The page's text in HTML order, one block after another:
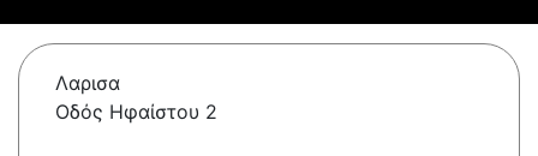
Λαρισα
Οδός Ηφαίστου 2